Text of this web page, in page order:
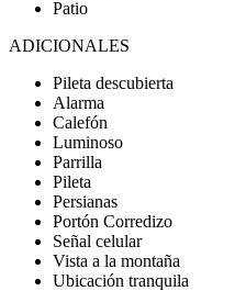
Patio
ADICIONALES
Pileta descubierta
Alarma
Calefón
Luminoso
Parrilla
Pileta
Persianas
Portón Corredizo
Señal celular
Vista a la montaña
Ubicación tranquila